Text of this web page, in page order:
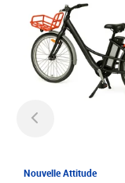
Nouvelle Attitude